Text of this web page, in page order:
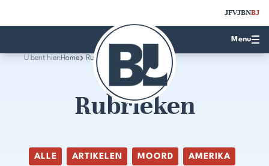
JFVJBNBJ
Menu
U bent hier:Home Rubrieken
Rubrieken
ALLE ARTIKELEN MOORD AMERIKA